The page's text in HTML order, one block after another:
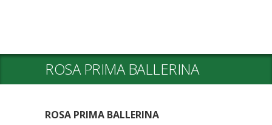
ROSA PRIMA BALLERINA
ROSA PRIMA BALLERINA